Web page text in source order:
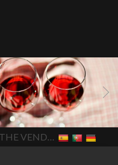
Blog Wonen beaujolais
2022 Beaujolais Nouveau
2022 De wijnmakers laten
de druiventrossen gisten in
een anaërobe donderdag
17 november 2022 is
beaujolais dag hoe lang is
Beaujolais Nouveau
houdbaar hoeveel flessen
In The Vendee
LIVING AND TRAVELLING IN THE VENDÉE